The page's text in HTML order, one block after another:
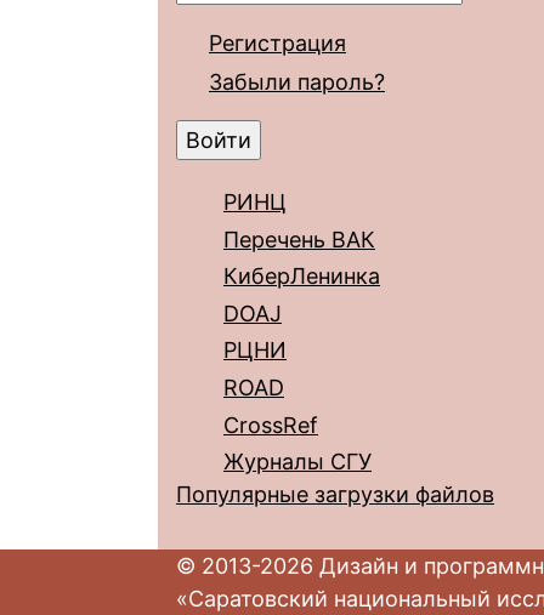
Регистрация
Забыли пароль?
РИНЦ
Перечень ВАК
КиберЛенинка
DOAJ
РЦНИ
ROAD
CrossRef
Журналы СГУ
Популярные загрузки файлов
© 2013-2026 Дизайн и
«Саратовский национальный